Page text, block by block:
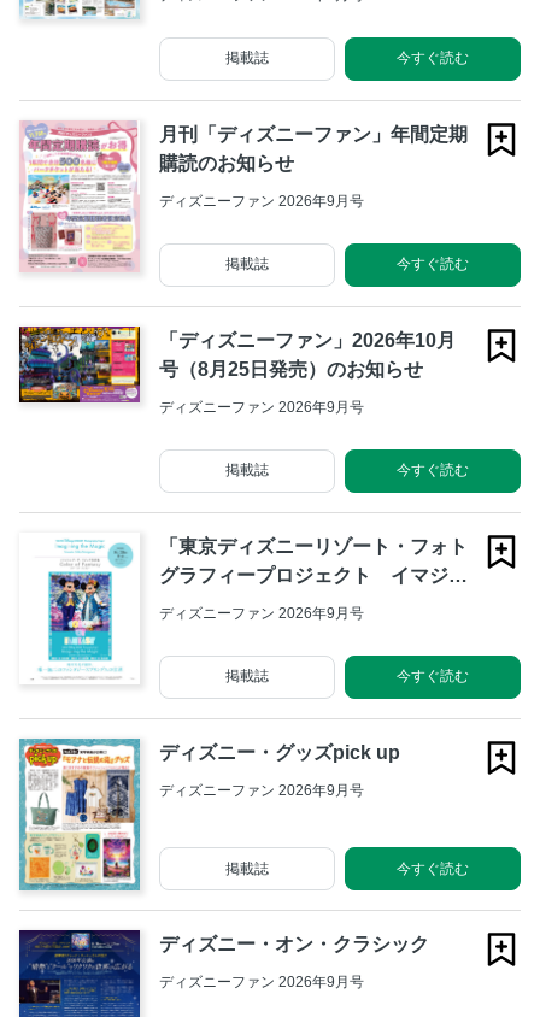
今すぐ読む
掲載誌
月刊「ディズニーファン」年間定期
購読のお知らせ
ディズニーファン 2026年9月号
今すぐ読む
掲載誌
「ディズニーファン」2026年10月
号（8月25日発売）のお知らせ
ディズニーファン 2026年9月号
今すぐ読む
掲載誌
「東京ディズニーリゾート・フォト
グラフィープロジェクト イマジン
ング・ザ・マジック カラー・オ
ディズニーファン 2026年9月号
今すぐ読む
掲載誌
ディズニー・グッズpick up
ディズニーファン 2026年9月号
今すぐ読む
掲載誌
ディズニー・オン・クラシック
ディズニーファン 2026年9月号